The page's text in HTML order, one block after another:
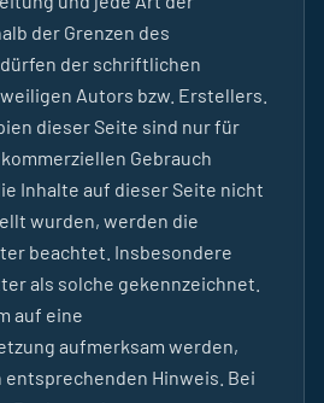
der Grenzen des
der schriftlichen
Autors bzw. Erstellers.
dieser Seite sind nur für
Gebrauch
Inhalte auf dieser Seite nicht
wurden, werden die
beachtet. Insbesondere
als solche gekennzeichnet.
auf eine
aufmerksam werden,
Hinweis. Bei